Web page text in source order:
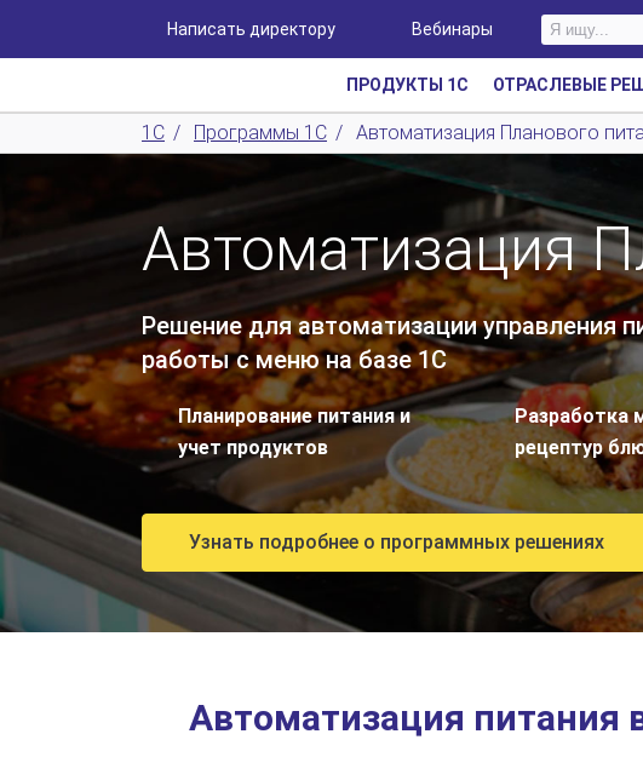
Написать директору Вебинары
ПРОДУКТЫ 1С ОТРАСЛЕВЫЕ
1С / Программы 1С / Автоматизация Планового
Автоматизация
Решение для автоматизации управления
работы с меню на базе 1С
Планирование питания и
учет продуктов
Разработка
рецептур
Узнать подробнее о программных решениях
Автоматизация питания